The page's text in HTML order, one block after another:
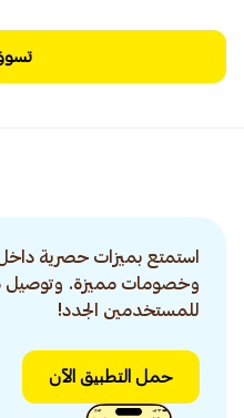
استمتع بميزات حصرية
وخصومات مميزة. وتوصيل
للمستخدمين الجدد!
حمل التطبيق الآن